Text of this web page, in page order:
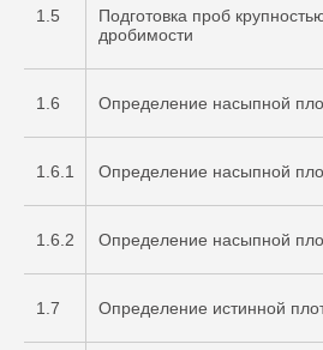
1.5
Подготовка проб
дробимости
1.6 Определение насыпной
1.6.1 Определение насыпной
1.6.2 Определение насыпной
1.7 Определение истинной